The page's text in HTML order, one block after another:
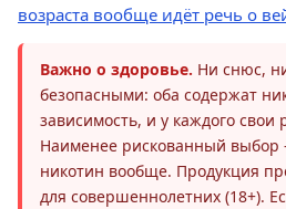
возраста вообще идёт речь о
Важно о здоровье. Ни снюс,
безопасными: оба содержат
зависимость, и у каждого свои
Наименее рискованный выбор
никотин вообще. Продукция
для совершеннолетних (18+).